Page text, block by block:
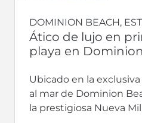
DOMINION BEACH,
Ático de lujo en
playa en
Ubicado en la
al mar de Dominion
la prestigiosa Nueva